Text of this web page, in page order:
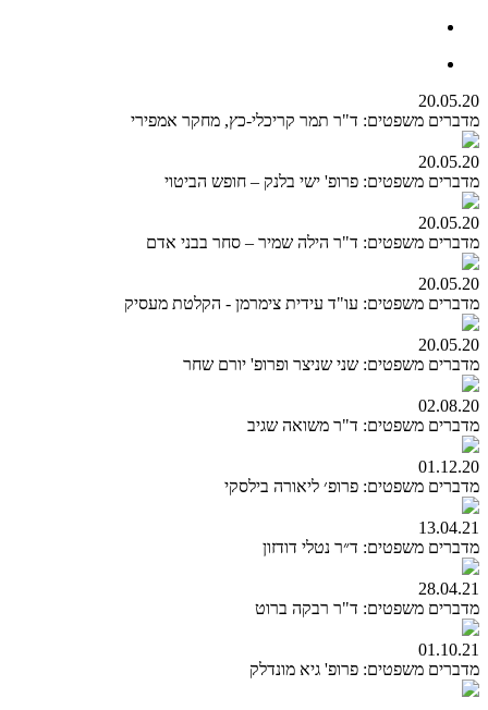
20.05.20
מדברים משפטים: ד"ר תמר קריכלי-כץ, מחקר אמפירי
20.05.20
מדברים משפטים: פרופ' ישי בלנק – חופש הביטוי
20.05.20
מדברים משפטים: ד"ר הילה שמיר – סחר בבני אדם
20.05.20
מדברים משפטים: עו"ד עידית צימרמן - הקלטת מעסיק
20.05.20
מדברים משפטים: שני שניצר ופרופ' יורם שחר
02.08.20
מדברים משפטים: ד"ר משואה שגיב
01.12.20
מדברים משפטים: פרופ׳ ליאורה בילסקי
13.04.21
מדברים משפטים: ד״ר נטלי דודזון
28.04.21
מדברים משפטים: ד"ר רבקה ברוט
01.10.21
מדברים משפטים: פרופ' גיא מונדלק